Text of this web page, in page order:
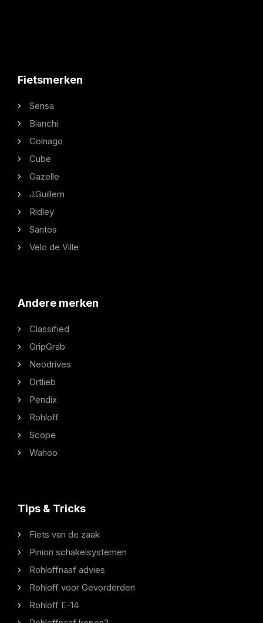
Fietsmerken
Sensa
Bianchi
Colnago
Cube
Gazelle
J.Guillem
Ridley
Santos
Velo de Ville
Andere merken
Classified
GripGrab
Neodrives
Ortlieb
Pendix
Rohloff
Scope
Wahoo
Tips & Tricks
Fiets van de zaak
Pinion schakelsystemen
Rohloffnaaf advies
Rohloff voor Gevorderden
Rohloff E-14